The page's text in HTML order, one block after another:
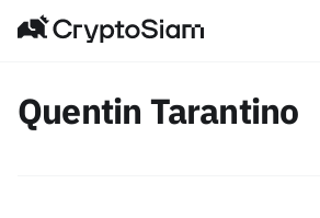
Quentin Tarantino